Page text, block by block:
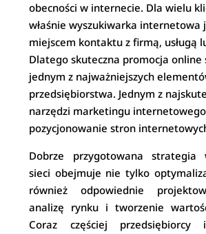
obecności w internecie. Dla wielu
właśnie wyszukiwarka internetowa
miejscem kontaktu z firmą, usługą
Dlatego skuteczna promocja online
jednym z najważniejszych
przedsiębiorstwa. Jednym z
narzędzi marketingu internetowego
pozycjonowanie stron
Dobrze przygotowana strategia
sieci obejmuje nie tylko
również odpowiednie
analizę rynku i tworzenie
Coraz częściej przedsiębiorcy